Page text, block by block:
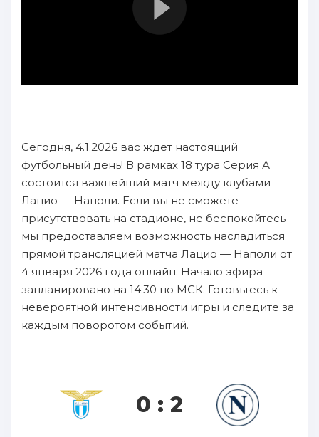
Сегодня, 4.1.2026 вас ждет настоящий
футбольный день! В рамках 18 тура Серия А
состоится важнейший матч между клубами
Лацио — Наполи. Если вы не сможете
присутствовать на стадионе, не беспокойтесь -
мы предоставляем возможность насладиться
прямой трансляцией матча Лацио — Наполи от
4 января 2026 года онлайн. Начало эфира
запланировано на 14:30 по МСК. Готовьтесь к
невероятной интенсивности игры и следите за
каждым поворотом событий.
0 : 2